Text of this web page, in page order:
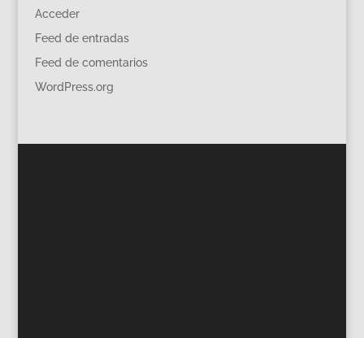
Acceder
Feed de entradas
Feed de comentarios
WordPress.org